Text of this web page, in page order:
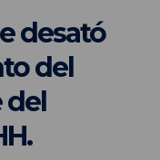
desató
del
del